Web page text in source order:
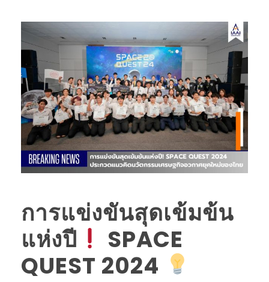
การแข่งขันสุดเข้มข้น
แห่งปี
SPACE
QUEST 2024